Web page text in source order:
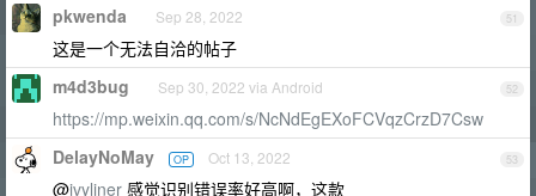
51
pkwenda Sep 28, 2022
这是一个无法自洽的帖子
52
m4d3bug Sep 30, 2022 via Android
https://mp.weixin.qq.com/s/NcNdEgEXoFCVqzCrzD7Csw
53
DelayNoMay OP Oct 13, 2022
@ivyliner 感觉识别错误率好高啊，这款